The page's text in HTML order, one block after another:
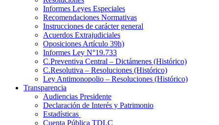
Informes Leyes Especiales
Recomendaciones Normativas
Instrucciones de carácter general
Acuerdos Extrajudiciales
Oposiciones Artículo 39h)
Informes Ley N°19.733
C.Preventiva Central – Dictámenes (Histórico)
C.Resolutiva – Resoluciones (Histórico)
Ley Antimonopolio – Resoluciones (Histórico)
Transparencia
Audiencias Presidente
Declaración de Interés y Patrimonio
Estadísticas
Cuenta Pública TDLC